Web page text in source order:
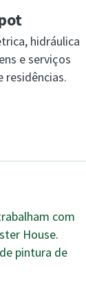
hidráulica
e serviços
residências.
com
House.
pintura de